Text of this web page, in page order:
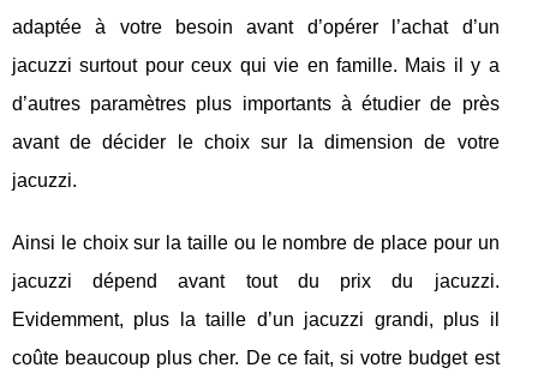
adaptée à votre besoin avant d’opérer l’achat d’un
jacuzzi surtout pour ceux qui vie en famille. Mais il y a
d’autres paramètres plus importants à étudier de près
avant de décider le choix sur la dimension de votre
jacuzzi.
Ainsi le choix sur la taille ou le nombre de place pour un
jacuzzi dépend avant tout du prix du jacuzzi.
Evidemment, plus la taille d’un jacuzzi grandi, plus il
coûte beaucoup plus cher. De ce fait, si votre budget est